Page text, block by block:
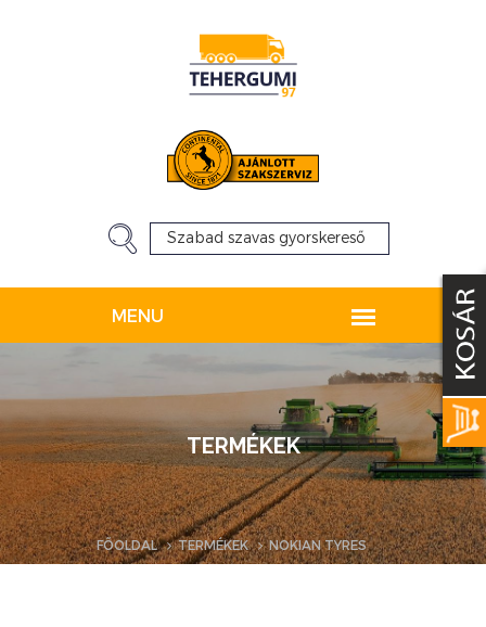
TERMÉKEK
FŐOLDAL TERMÉKEK NOKIAN TYRES